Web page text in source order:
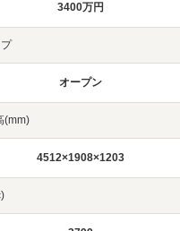
3400万円
オープン
(mm)
4512×1908×1203